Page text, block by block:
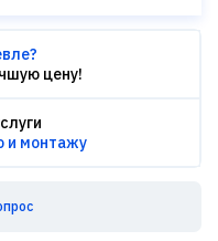
цену!
и монтажу